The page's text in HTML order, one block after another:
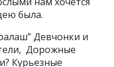
была.
Девчонки и
Дорожные
Курьезные